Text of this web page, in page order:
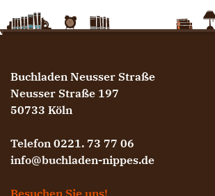
Buchladen Neusser Straße
Neusser Straße 197
50733 Köln
Telefon 0221. 73 77 06
info@buchladen-nippes.de
Besuchen Sie uns!